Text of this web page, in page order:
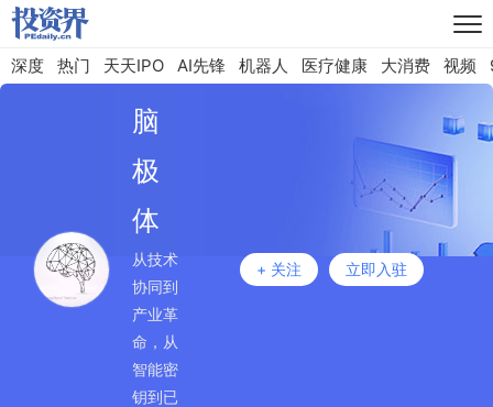
深度 热门 天天IPO AI先锋 机器人 医疗健康 大消费 视频
脑
极
体
从技术
协同到
产业革
命，从
智能密
钥到已
+ 关注 立即入驻